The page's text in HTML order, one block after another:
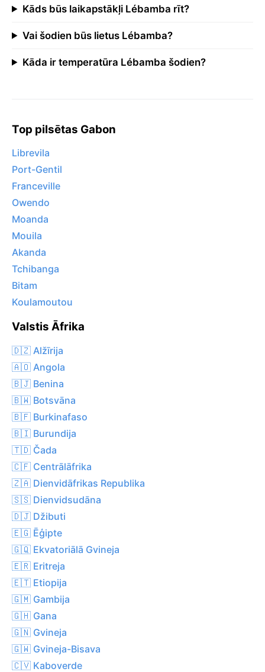
Kāds būs laikapstākļi Lébamba rīt?
Vai šodien būs lietus Lébamba?
Kāda ir temperatūra Lébamba šodien?
Top pilsētas Gabon
Librevila
Port-Gentil
Franceville
Owendo
Moanda
Mouila
Akanda
Tchibanga
Bitam
Koulamoutou
Valstis Āfrika
🇩🇿 Alžīrija
🇦🇴 Angola
🇧🇯 Benina
🇧🇼 Botsvāna
🇧🇫 Burkinafaso
🇧🇮 Burundija
🇹🇩 Čada
🇨🇫 Centrālāfrika
🇿🇦 Dienvidāfrikas Republika
🇸🇸 Dienvidsudāna
🇩🇯 Džibuti
🇪🇬 Ēģipte
🇬🇶 Ekvatoriālā Gvineja
🇪🇷 Eritreja
🇪🇹 Etiopija
🇬🇲 Gambija
🇬🇭 Gana
🇬🇳 Gvineja
🇬🇼 Gvineja-Bisava
🇨🇻 Kaboverde